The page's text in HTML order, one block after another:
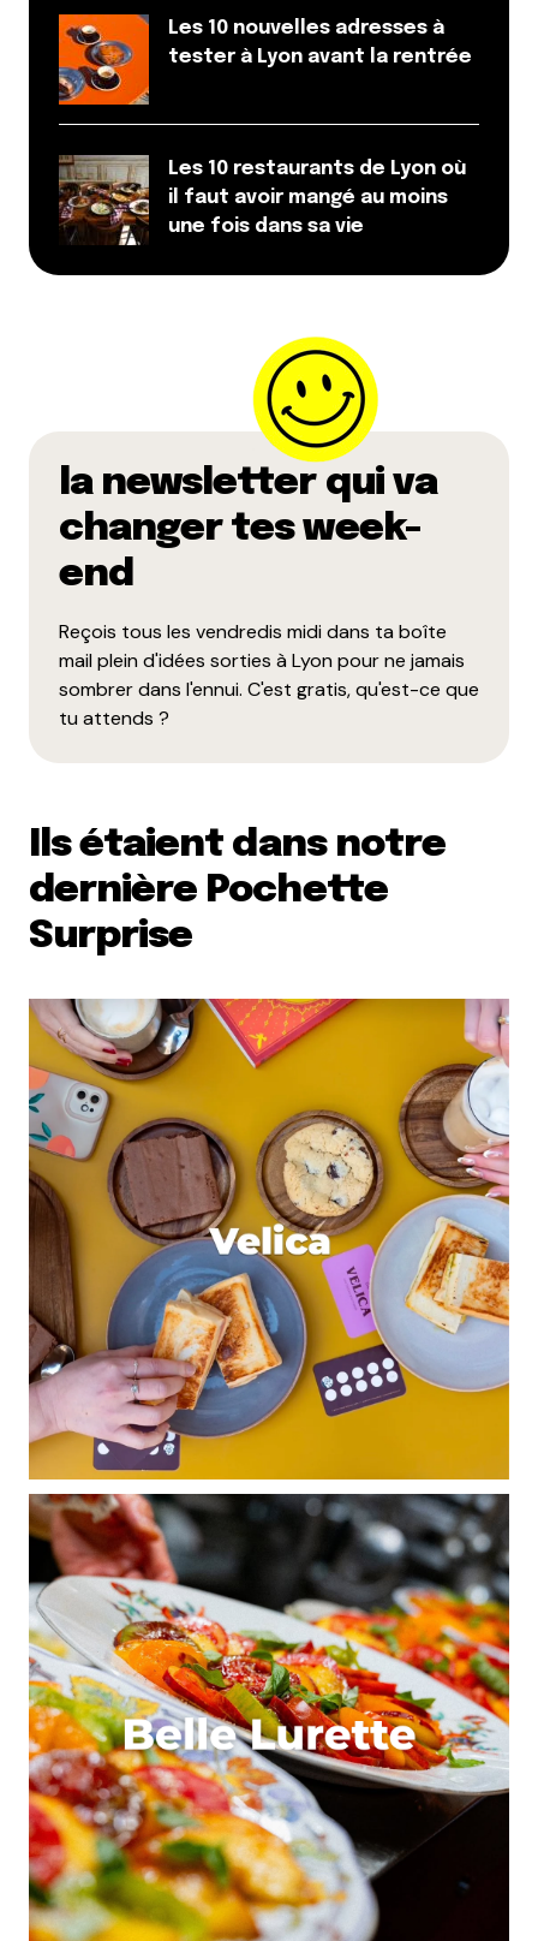
Les 10 nouvelles adresses à
tester à Lyon avant la rentrée
Les 10 restaurants de Lyon où
il faut avoir mangé au moins
une fois dans sa vie
la newsletter qui va
changer tes week-
end
Reçois tous les vendredis midi dans ta boîte
mail plein d'idées sorties à Lyon pour ne jamais
sombrer dans l'ennui. C'est gratis, qu'est-ce que
tu attends ?
Ils étaient dans notre
dernière Pochette
Surprise